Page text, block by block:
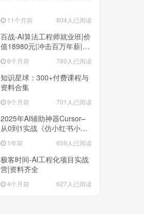
11个月前 804人已阅读
百战-AI算法工程师就业班|价
值18980元|冲击百万年薪|完
结无秘
6个月前 780人已阅读
知识星球：300+付费课程与
资料合集
9个月前 701人已阅读
2025年AI辅助神器Cursor–
从0到1实战《仿小红书小程
序》1年前 659人已阅读
极客时间-AI工程化项目实战
营|资料齐全
4个月前 627人已阅读